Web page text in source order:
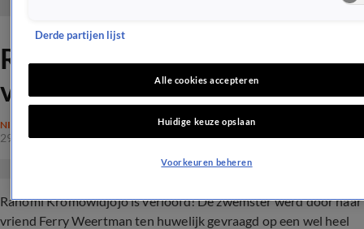
Ranomi Kromowidjojo is
verloofd!
NIEUWS
29 dec 2019, 20:35
Ranomi Kromowidjojo is verloofd! De zwemster werd door haar
vriend Ferry Weertman ten huwelijk gevraagd op een wel heel
Derde partijen lijst
Alle cookies accepteren
Huidige keuze opslaan
Voorkeuren beheren